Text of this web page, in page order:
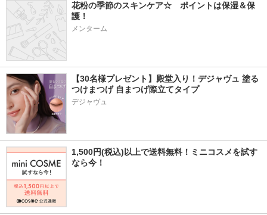
花粉の季節のスキンケア☆　ポイントは保湿＆保
護！
メンターム
【30名様プレゼント】殿堂入り！デジャヴュ 塗る
つけまつげ 自まつげ際立てタイプ
デジャヴュ
1,500円(税込)以上で送料無料！ミニコスメを試す
なら今！